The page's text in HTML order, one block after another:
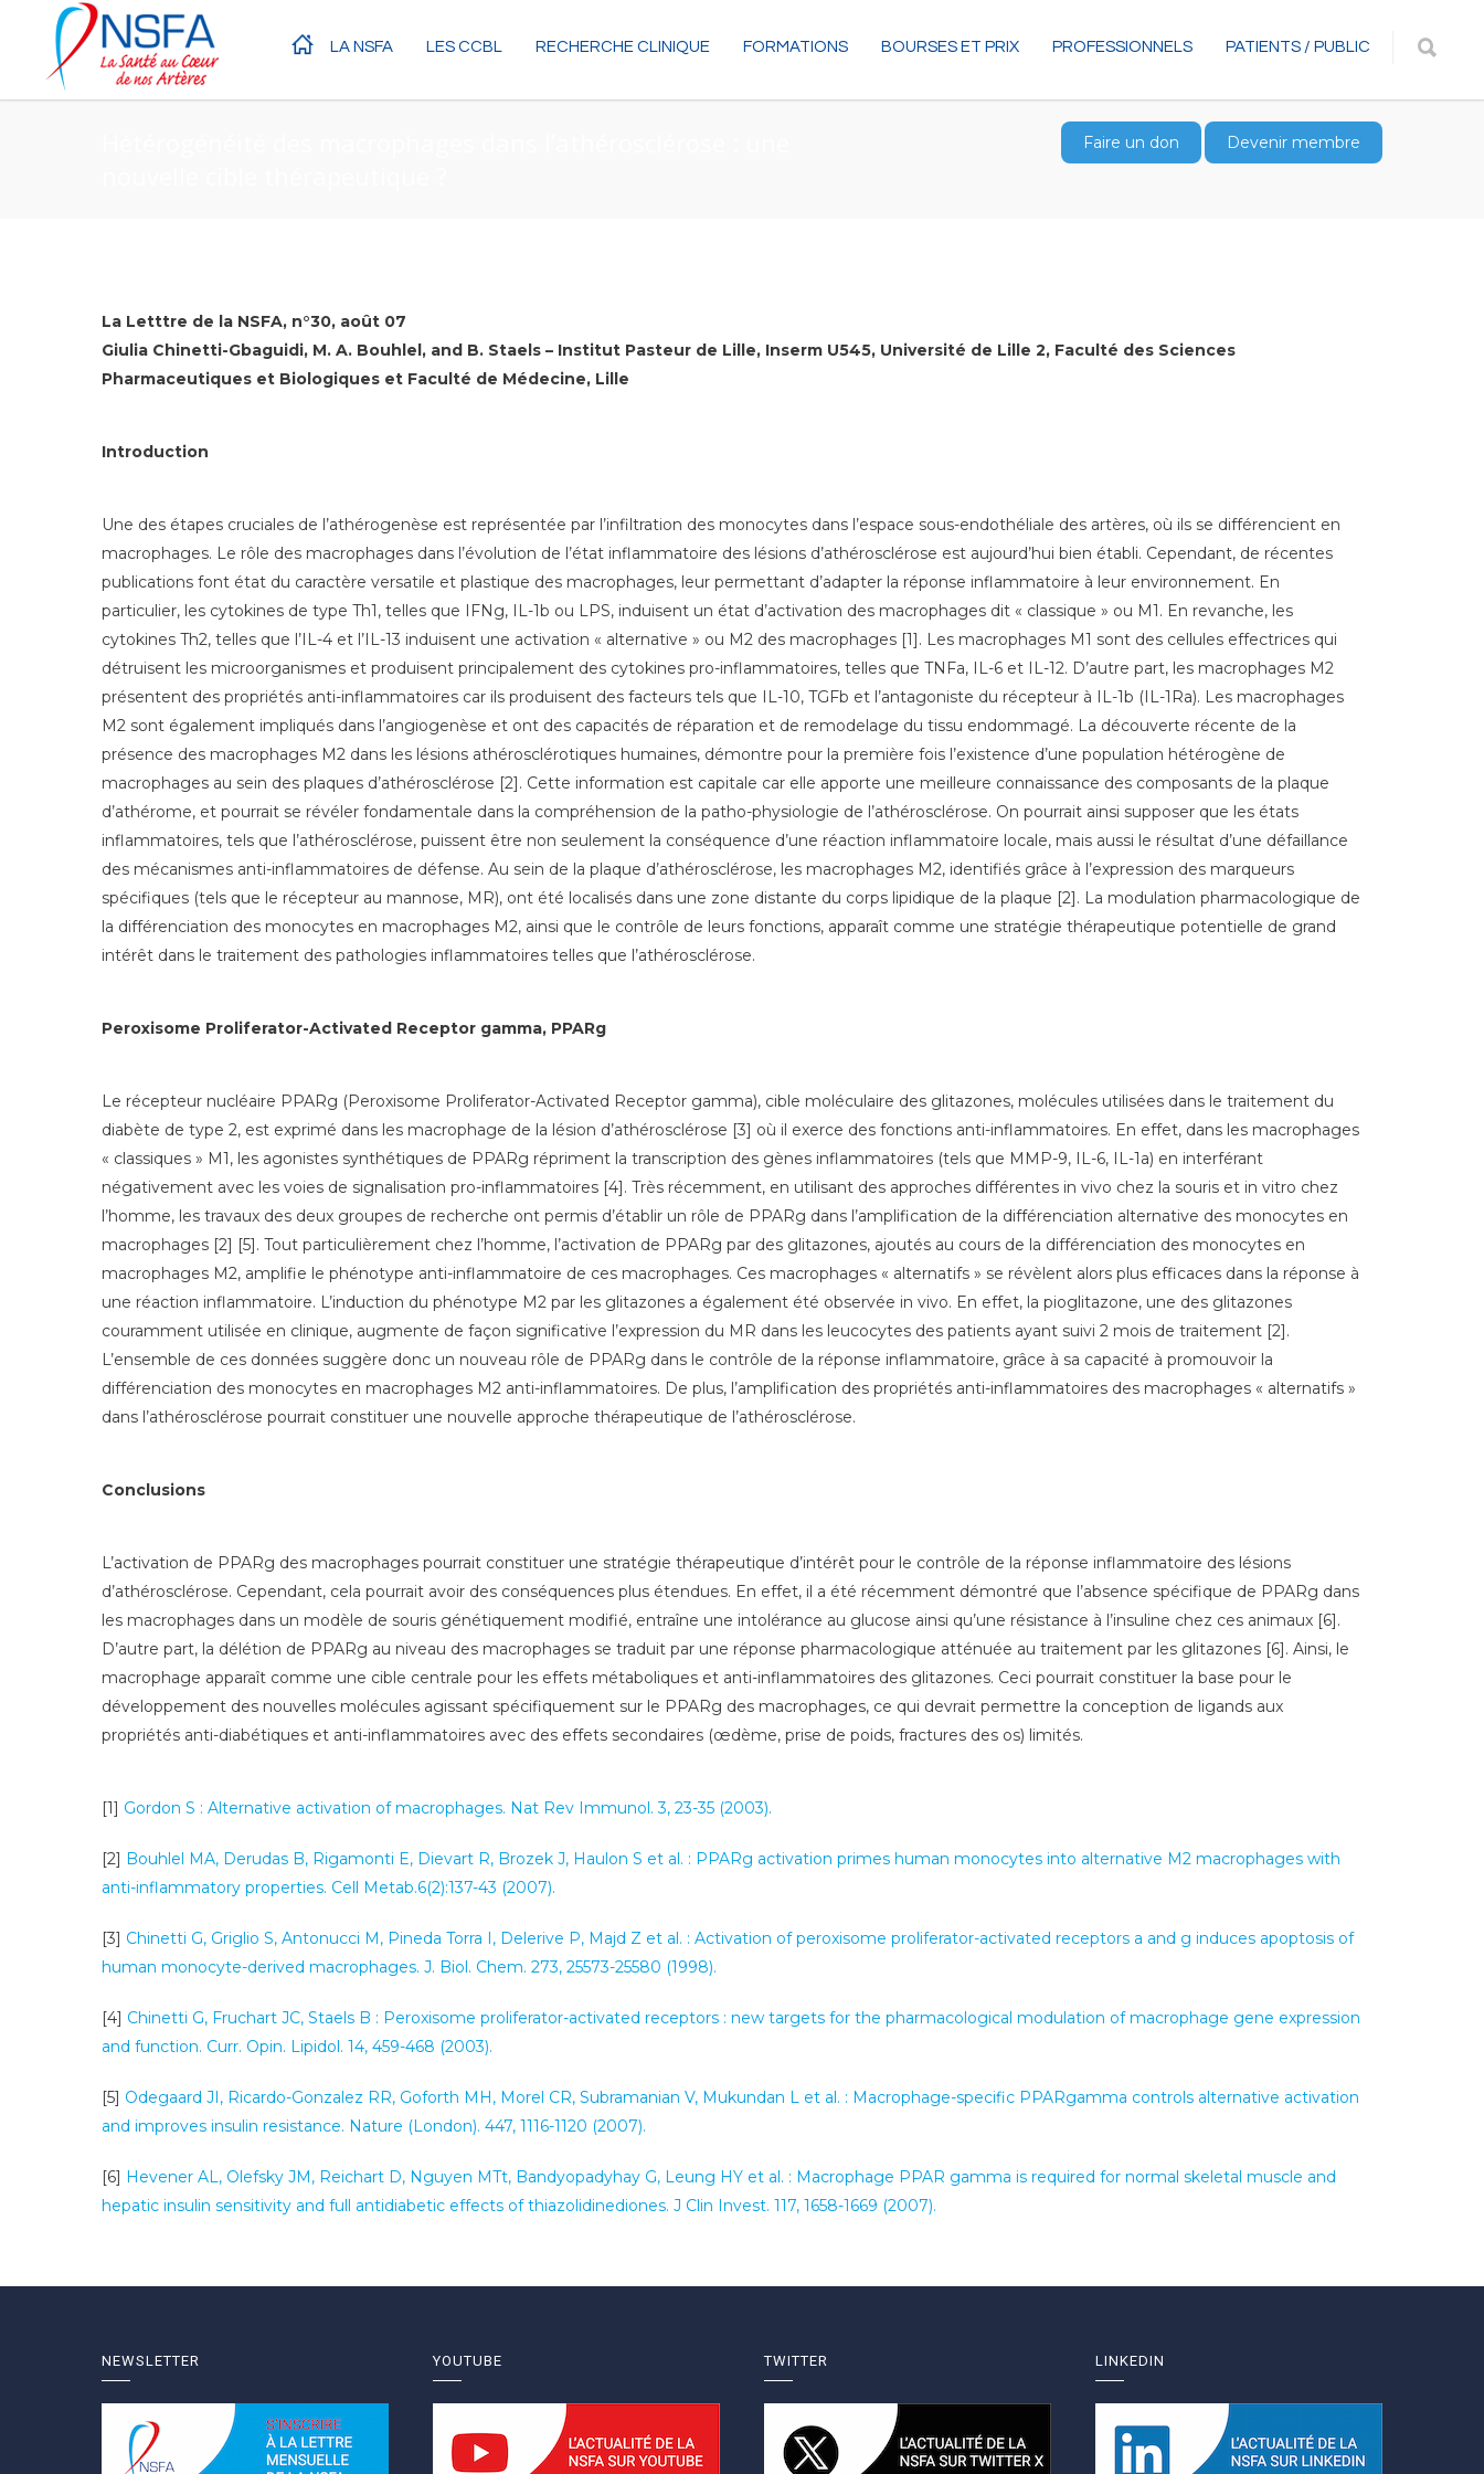
LA NSFA LES CCBL RECHERCHE CLINIQUE FORMATIONS BOURSES ET PRIX PROFESSIONNELS PATIENTS / PUBLIC
Faire un don Devenir membre
La Letttre de la NSFA, n°30, août 07
Giulia Chinetti-Gbaguidi, M. A. Bouhlel, and B. Staels – Institut Pasteur de Lille, Inserm U545, Université de Lille 2, Faculté des Sciences
Pharmaceutiques et Biologiques et Faculté de Médecine, Lille
Introduction
Une des étapes cruciales de l’athérogenèse est représentée par l’infiltration des monocytes dans l’espace sous-endothéliale des artères, où ils se différencient en
macrophages. Le rôle des macrophages dans l’évolution de l’état inflammatoire des lésions d’athérosclérose est aujourd’hui bien établi. Cependant, de récentes
publications font état du caractère versatile et plastique des macrophages, leur permettant d’adapter la réponse inflammatoire à leur environnement. En
particulier, les cytokines de type Th1, telles que IFNg, IL-1b ou LPS, induisent un état d’activation des macrophages dit « classique » ou M1. En revanche, les
cytokines Th2, telles que l’IL-4 et l’IL-13 induisent une activation « alternative » ou M2 des macrophages [1]. Les macrophages M1 sont des cellules effectrices qui
détruisent les microorganismes et produisent principalement des cytokines pro-inflammatoires, telles que TNFa, IL-6 et IL-12. D’autre part, les macrophages M2
présentent des propriétés anti-inflammatoires car ils produisent des facteurs tels que IL-10, TGFb et l’antagoniste du récepteur à IL-1b (IL-1Ra). Les macrophages
M2 sont également impliqués dans l’angiogenèse et ont des capacités de réparation et de remodelage du tissu endommagé. La découverte récente de la
présence des macrophages M2 dans les lésions athérosclérotiques humaines, démontre pour la première fois l’existence d’une population hétérogène de
macrophages au sein des plaques d’athérosclérose [2]. Cette information est capitale car elle apporte une meilleure connaissance des composants de la plaque
d’athérome, et pourrait se révéler fondamentale dans la compréhension de la patho-physiologie de l’athérosclérose. On pourrait ainsi supposer que les états
inflammatoires, tels que l’athérosclérose, puissent être non seulement la conséquence d’une réaction inflammatoire locale, mais aussi le résultat d’une défaillance
des mécanismes anti-inflammatoires de défense. Au sein de la plaque d’athérosclérose, les macrophages M2, identifiés grâce à l’expression des marqueurs
spécifiques (tels que le récepteur au mannose, MR), ont été localisés dans une zone distante du corps lipidique de la plaque [2]. La modulation pharmacologique de
la différenciation des monocytes en macrophages M2, ainsi que le contrôle de leurs fonctions, apparaît comme une stratégie thérapeutique potentielle de grand
intérêt dans le traitement des pathologies inflammatoires telles que l’athérosclérose.
Peroxisome Proliferator-Activated Receptor gamma, PPARg
Le récepteur nucléaire PPARg (Peroxisome Proliferator-Activated Receptor gamma), cible moléculaire des glitazones, molécules utilisées dans le traitement du
diabète de type 2, est exprimé dans les macrophage de la lésion d’athérosclérose [3] où il exerce des fonctions anti-inflammatoires. En effet, dans les macrophages
« classiques » M1, les agonistes synthétiques de PPARg répriment la transcription des gènes inflammatoires (tels que MMP-9, IL-6, IL-1a) en interférant
négativement avec les voies de signalisation pro-inflammatoires [4]. Très récemment, en utilisant des approches différentes in vivo chez la souris et in vitro chez
l’homme, les travaux des deux groupes de recherche ont permis d’établir un rôle de PPARg dans l’amplification de la différenciation alternative des monocytes en
macrophages [2] [5]. Tout particulièrement chez l’homme, l’activation de PPARg par des glitazones, ajoutés au cours de la différenciation des monocytes en
macrophages M2, amplifie le phénotype anti-inflammatoire de ces macrophages. Ces macrophages « alternatifs » se révèlent alors plus efficaces dans la réponse à
une réaction inflammatoire. L’induction du phénotype M2 par les glitazones a également été observée in vivo. En effet, la pioglitazone, une des glitazones
couramment utilisée en clinique, augmente de façon significative l’expression du MR dans les leucocytes des patients ayant suivi 2 mois de traitement [2].
L’ensemble de ces données suggère donc un nouveau rôle de PPARg dans le contrôle de la réponse inflammatoire, grâce à sa capacité à promouvoir la
différenciation des monocytes en macrophages M2 anti-inflammatoires. De plus, l’amplification des propriétés anti-inflammatoires des macrophages « alternatifs »
dans l’athérosclérose pourrait constituer une nouvelle approche thérapeutique de l’athérosclérose.
Conclusions
L’activation de PPARg des macrophages pourrait constituer une stratégie thérapeutique d’intérêt pour le contrôle de la réponse inflammatoire des lésions
d’athérosclérose. Cependant, cela pourrait avoir des conséquences plus étendues. En effet, il a été récemment démontré que l’absence spécifique de PPARg dans
les macrophages dans un modèle de souris génétiquement modifié, entraîne une intolérance au glucose ainsi qu’une résistance à l’insuline chez ces animaux [6].
D’autre part, la délétion de PPARg au niveau des macrophages se traduit par une réponse pharmacologique atténuée au traitement par les glitazones [6]. Ainsi, le
macrophage apparaît comme une cible centrale pour les effets métaboliques et anti-inflammatoires des glitazones. Ceci pourrait constituer la base pour le
développement des nouvelles molécules agissant spécifiquement sur le PPARg des macrophages, ce qui devrait permettre la conception de ligands aux
propriétés anti-diabétiques et anti-inflammatoires avec des effets secondaires (œdème, prise de poids, fractures des os) limités.
[1] Gordon S : Alternative activation of macrophages. Nat Rev Immunol. 3, 23-35 (2003).
[2] Bouhlel MA, Derudas B, Rigamonti E, Dievart R, Brozek J, Haulon S et al. : PPARg activation primes human monocytes into alternative M2 macrophages with
anti-inflammatory properties. Cell Metab.6(2):137-43 (2007).
[3] Chinetti G, Griglio S, Antonucci M, Pineda Torra I, Delerive P, Majd Z et al. : Activation of peroxisome proliferator-activated receptors a and g induces apoptosis of
human monocyte-derived macrophages. J. Biol. Chem. 273, 25573-25580 (1998).
[4] Chinetti G, Fruchart JC, Staels B : Peroxisome proliferator-activated receptors : new targets for the pharmacological modulation of macrophage gene expression
and function. Curr. Opin. Lipidol. 14, 459-468 (2003).
[5] Odegaard JI, Ricardo-Gonzalez RR, Goforth MH, Morel CR, Subramanian V, Mukundan L et al. : Macrophage-specific PPARgamma controls alternative activation
and improves insulin resistance. Nature (London). 447, 1116-1120 (2007).
[6] Hevener AL, Olefsky JM, Reichart D, Nguyen MTt, Bandyopadyhay G, Leung HY et al. : Macrophage PPAR gamma is required for normal skeletal muscle and
hepatic insulin sensitivity and full antidiabetic effects of thiazolidinediones. J Clin Invest. 117, 1658-1669 (2007).
NEWSLETTER YOUTUBE TWITTER LINKEDIN